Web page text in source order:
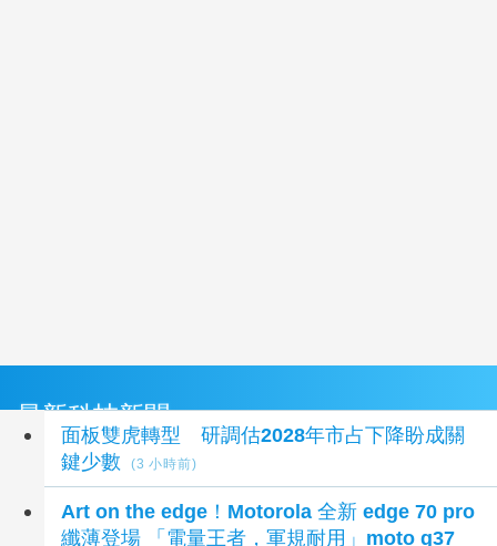
最新科技新聞
面板雙虎轉型 研調估2028年市占下降盼成關
鍵少數
(3 小時前)
Art on the edge！Motorola 全新 edge 70 pro
纖薄登場 「電量王者，軍規耐用」moto g37